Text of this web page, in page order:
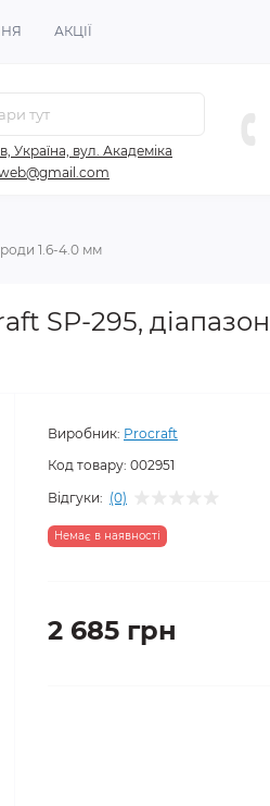
АКЦІЇ
Україна, вул. Академіка
1.6-4.0 мм
SP-295,
Виробник: Procraft
Код товару: 002951
Відгуки: (0)
Немає в наявності
2 685 грн